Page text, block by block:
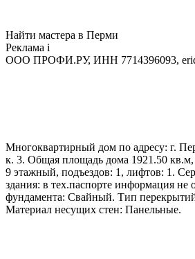
Найти мастера в Перми
Реклама i
ООО ПРОФИ.РУ, ИНН 7714396093,
Многоквартирный дом по адресу: г.
к. 3. Общая площадь дома 1921.50 кв.м,
9 этажный, подъездов: 1, лифтов: 1.
здания: в тех.паспорте информация не
фундамента: Свайный. Тип
Материал несущих стен: Панельные.